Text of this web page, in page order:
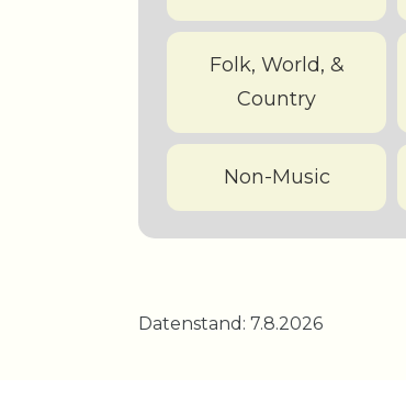
Folk, World, &
Country
Non-Music
Datenstand: 7.8.2026